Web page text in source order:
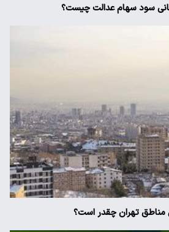
مناطق تهران چقدر است؟